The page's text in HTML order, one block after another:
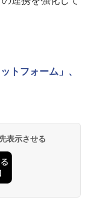
トフォーム」、
表示させる